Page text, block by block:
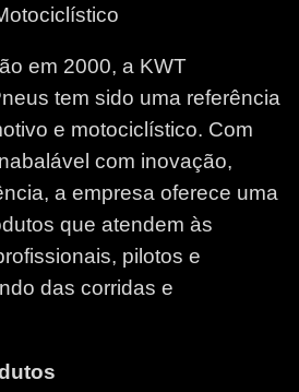
em 2000, a KWT
tem sido uma referência
e motociclístico. Com
com inovação,
a empresa oferece uma
que atendem às
pilotos e
das corridas e